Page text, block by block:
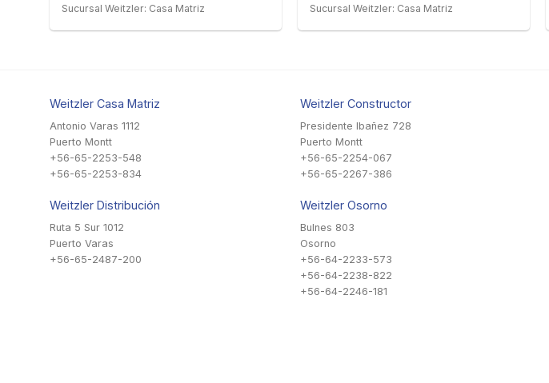
Sucursal Weitzler: Casa Matriz Sucursal Weitzler: Casa Matriz
Weitzler Casa Matriz
Antonio Varas 1112
Puerto Montt
+56-65-2253-548
+56-65-2253-834
Weitzler Distribución
Ruta 5 Sur 1012
Puerto Varas
+56-65-2487-200
Weitzler Constructor
Presidente Ibañez 728
Puerto Montt
+56-65-2254-067
+56-65-2267-386
Weitzler Osorno
Bulnes 803
Osorno
+56-64-2233-573
+56-64-2238-822
+56-64-2246-181